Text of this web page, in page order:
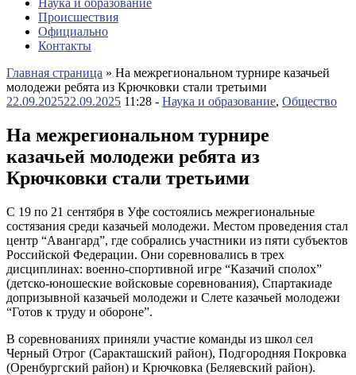
Наука и образование
Происшествия
Официально
Контакты
Главная страница » На межрегиональном турнире казачьей
молодежи ребята из Крючковки стали третьими
22.09.202522.09.2025 11:28 - Наука и образование, Общество
На межрегиональном турнире
казачьей молодежи ребята из
Крючковки стали третьими
С 19 по 21 сентября в Уфе состоялись межрегиональные
состязания среди казачьей молодежи. Местом проведения стал
центр “Авангард”, где собрались участники из пяти субъектов
Российской Федерации. Они соревновались в трех
дисциплинах: военно-спортивной игре “Казачий сполох”
(детско-юношеские войсковые соревнования), Спартакиаде
допризывной казачьей молодежи и Слете казачьей молодежи
“Готов к труду и обороне”.
В соревнованиях приняли участие команды из школ сел
Черный Отрог (Саракташский район), Подгородняя Покровка
(Оренбургский район) и Крючковка (Беляевский район).